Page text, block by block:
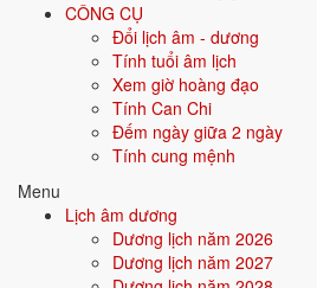
CÔNG CỤ
Đổi lịch âm - dương
Tính tuổi âm lịch
Xem giờ hoàng đạo
Tính Can Chi
Đếm ngày giữa 2 ngày
Tính cung mệnh
Menu
Lịch âm dương
Dương lịch năm 2026
Dương lịch năm 2027
Người sinh năm2028
Đất nền nhà. Đây là một trong các nạp
60 hoa giáp.
Tượng trưng cho đất, sự ổn định, vững
thực, kiên định, đáng tin.
Tìm hiểu chi tiết nạp âm Đại Trạch Thổ:
sinh, tương sinh tương khắc →
Quan hệ Can × Chi (Thổ sinh Kim):
nuôi dưỡng hành động. Người này có xu
người khác/môi trường tỏa sáng.